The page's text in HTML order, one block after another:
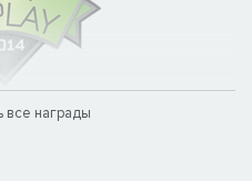
все награды